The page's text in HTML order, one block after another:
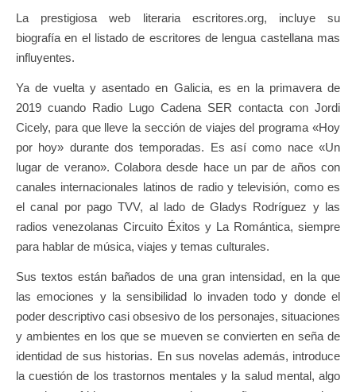
La prestigiosa web literaria escritores.org, incluye su
biografía en el listado de escritores de lengua castellana mas
influyentes.
Ya de vuelta y asentado en Galicia, es en la primavera de
2019 cuando Radio Lugo Cadena SER contacta con Jordi
Cicely, para que lleve la sección de viajes del programa «Hoy
por hoy» durante dos temporadas. Es así como nace «Un
lugar de verano». Colabora desde hace un par de años con
canales internacionales latinos de radio y televisión, como es
el canal por pago TVV, al lado de Gladys Rodríguez y las
radios venezolanas Circuito Éxitos y La Romántica, siempre
para hablar de música, viajes y temas culturales.
Sus textos están bañados de una gran intensidad, en la que
las emociones y la sensibilidad lo invaden todo y donde el
poder descriptivo casi obsesivo de los personajes, situaciones
y ambientes en los que se mueven se convierten en seña de
identidad de sus historias. En sus novelas además, introduce
la cuestión de los trastornos mentales y la salud mental, algo